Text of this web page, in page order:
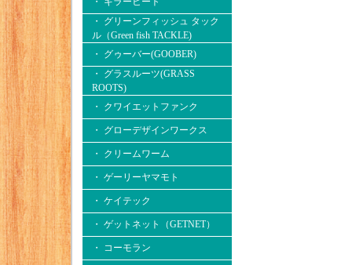
・ グリーンフィッシュ タック
ル（Green fish TACKLE)
・ グゥーバー(GOOBER)
・ グラスルーツ(GRASS
ROOTS)
・ クワイエットファンク
・ グローデザインワークス
・ クリームワーム
・ ゲーリーヤマモト
・ ケイテック
・ ゲットネット（GETNET）
・ コーモラン